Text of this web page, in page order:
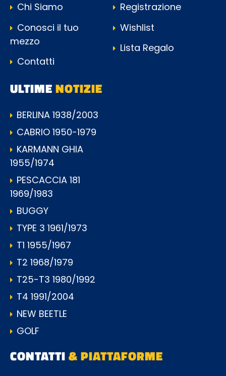
Chi Siamo
Conosci il tuo
mezzo
Contatti
Registrazione
Wishlist
Lista Regalo
ULTIMENOTIZIE
BERLINA 1938/2003
CABRIO 1950-1979
KARMANN GHIA
1955/1974
PESCACCIA 181
1969/1983
BUGGY
TYPE 3 1961/1973
T1 1955/1967
T2 1968/1979
T25-T3 1980/1992
T4 1991/2004
NEW BEETLE
GOLF
CONTATTI& PIATTAFORME